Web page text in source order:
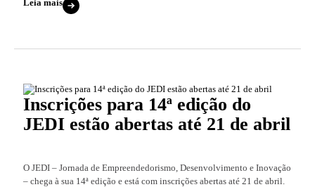
Leia mais
Inscrições para 14ª edição do
JEDI estão abertas até 21 de abril
O JEDI – Jornada de Empreendedorismo, Desenvolvimento e Inovação
– chega à sua 14ª edição e está com inscrições abertas até 21 de abril.